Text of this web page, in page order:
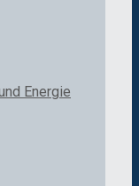
Energie